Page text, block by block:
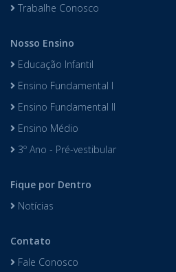
Trabalhe Conosco
Nosso Ensino
Educação Infantil
Ensino Fundamental I
Ensino Fundamental II
Ensino Médio
3º Ano - Pré-vestibular
Fique por Dentro
Notícias
Contato
Fale Conosco